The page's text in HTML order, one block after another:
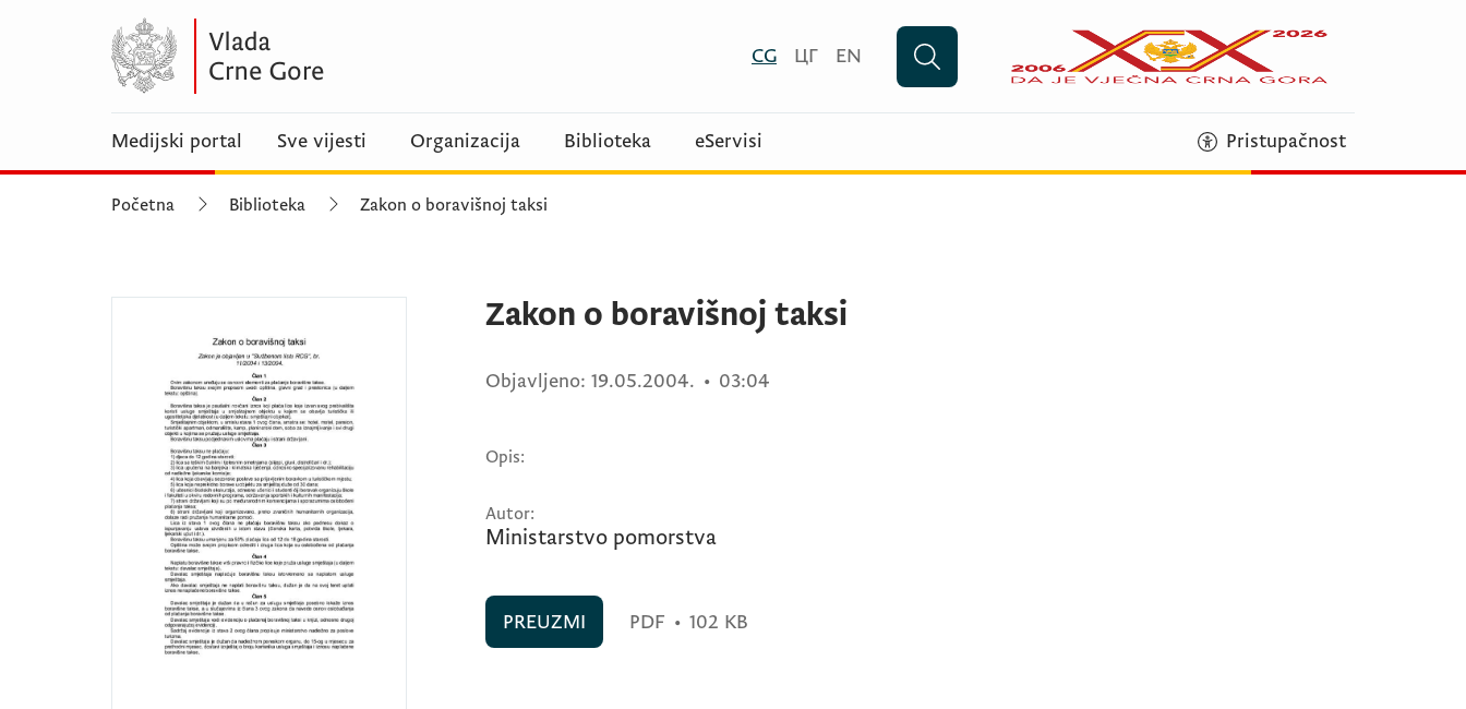
CG ЦГ EN
Medijski portal Sve vijesti Organizacija Biblioteka eServisi Pristupačnost
Početna Biblioteka Zakon o boravišnoj taksi
Zakon o boravišnoj taksi
Objavljeno: 19.05.2004. • 03:04
Opis:
Autor:
Ministarstvo pomorstva
PREUZMI PDF • 102 KB